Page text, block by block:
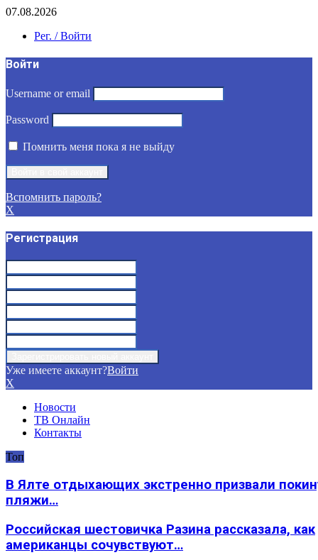
07.08.2026
Рег. / Войти
Войти
Username or email
Password
Помнить меня пока я не выйду
Вспомнить пароль?
X
Регистрация
Уже имеете аккаунт?Войти
X
Новости
ТВ Онлайн
Контакты
Топ
В Ялте отдыхающих экстренно призвали
пляжи…
Российская шестовичка Разина рассказала, как
американцы сочувствуют…